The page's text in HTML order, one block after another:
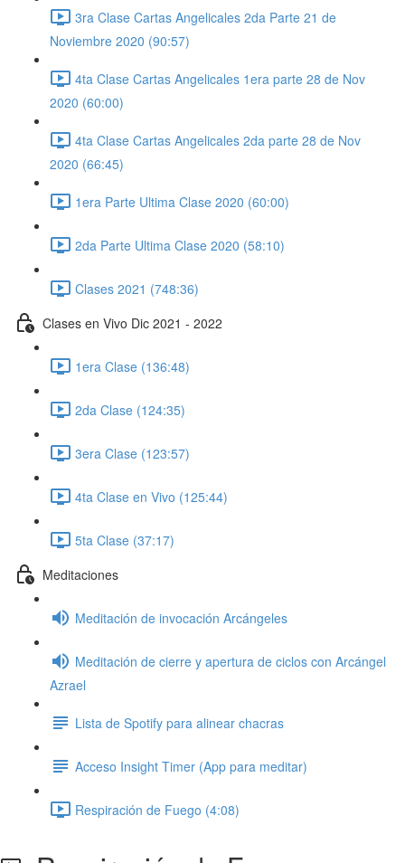
3ra Clase Cartas Angelicales 2da Parte 21 de
Noviembre 2020 (90:57)
4ta Clase Cartas Angelicales 1era parte 28 de Nov
2020 (60:00)
4ta Clase Cartas Angelicales 2da parte 28 de Nov
2020 (66:45)
1era Parte Ultima Clase 2020 (60:00)
2da Parte Ultima Clase 2020 (58:10)
Clases 2021 (748:36)
Clases en Vivo Dic 2021 - 2022
1era Clase (136:48)
2da Clase (124:35)
3era Clase (123:57)
4ta Clase en Vivo (125:44)
5ta Clase (37:17)
Meditaciones
Meditación de invocación Arcángeles
Meditación de cierre y apertura de ciclos con Arcángel
Azrael
Lista de Spotify para alinear chacras
Acceso Insight Timer (App para meditar)
Respiración de Fuego (4:08)